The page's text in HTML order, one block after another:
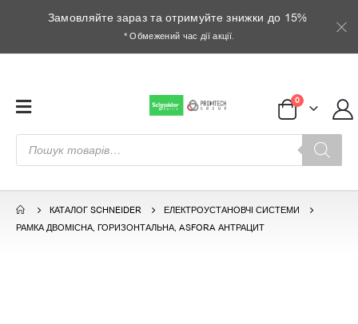
Замовляйте зараз та отримуйте знижки до 15%
* Обмежений час дії акції.
Пошук
товарів
0
КАТАЛОГ SCHNEIDER
ЕЛЕКТРОУСТАНОВЧІ СИСТЕМИ
РАМКА ДВОМІСНА, ГОРИЗОНТАЛЬНА, ASFORA АНТРАЦИТ